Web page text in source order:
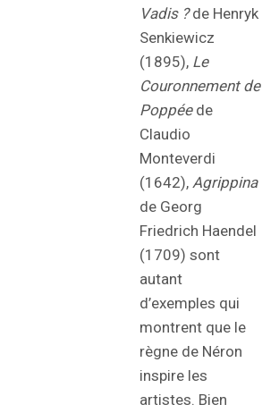
Vadis ?de Henryk
Senkiewicz
(1895), Le
Couronnement de
Poppéede
Claudio
Monteverdi
(1642), Agrippina
de Georg
Friedrich Haendel
(1709) sont
autant
d’exemples qui
montrent que le
règne de Néron
inspire les
artistes. Bien